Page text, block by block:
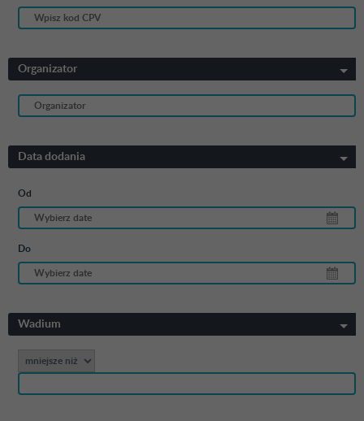
Organizator
Data dodania
Od
Do
Wadium